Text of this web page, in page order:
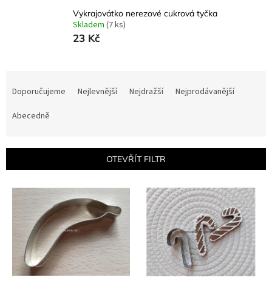
Vykrajovátko nerezové cukrová tyčka
Skladem (7 ks)
23 Kč
a
r
Doporučujeme Nejlevnější Nejdražší
Nejprodávanější
Abecedně
OTEVŘÍT FILTR
V
p